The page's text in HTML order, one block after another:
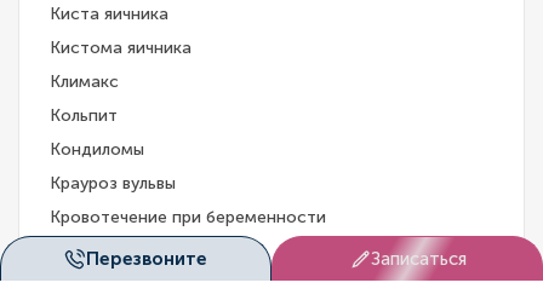
Перезвоните Записаться
Киста яичника
Кистома яичника
Климакс
Кольпит
Кондиломы
Крауроз вульвы
Кровотечение при беременности
Лейкоплакия вульвы
Лейкоплакия шейки матки